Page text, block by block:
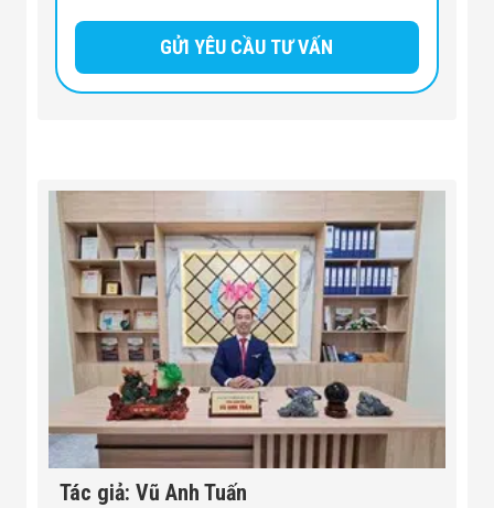
Tác giả: Vũ Anh Tuấn